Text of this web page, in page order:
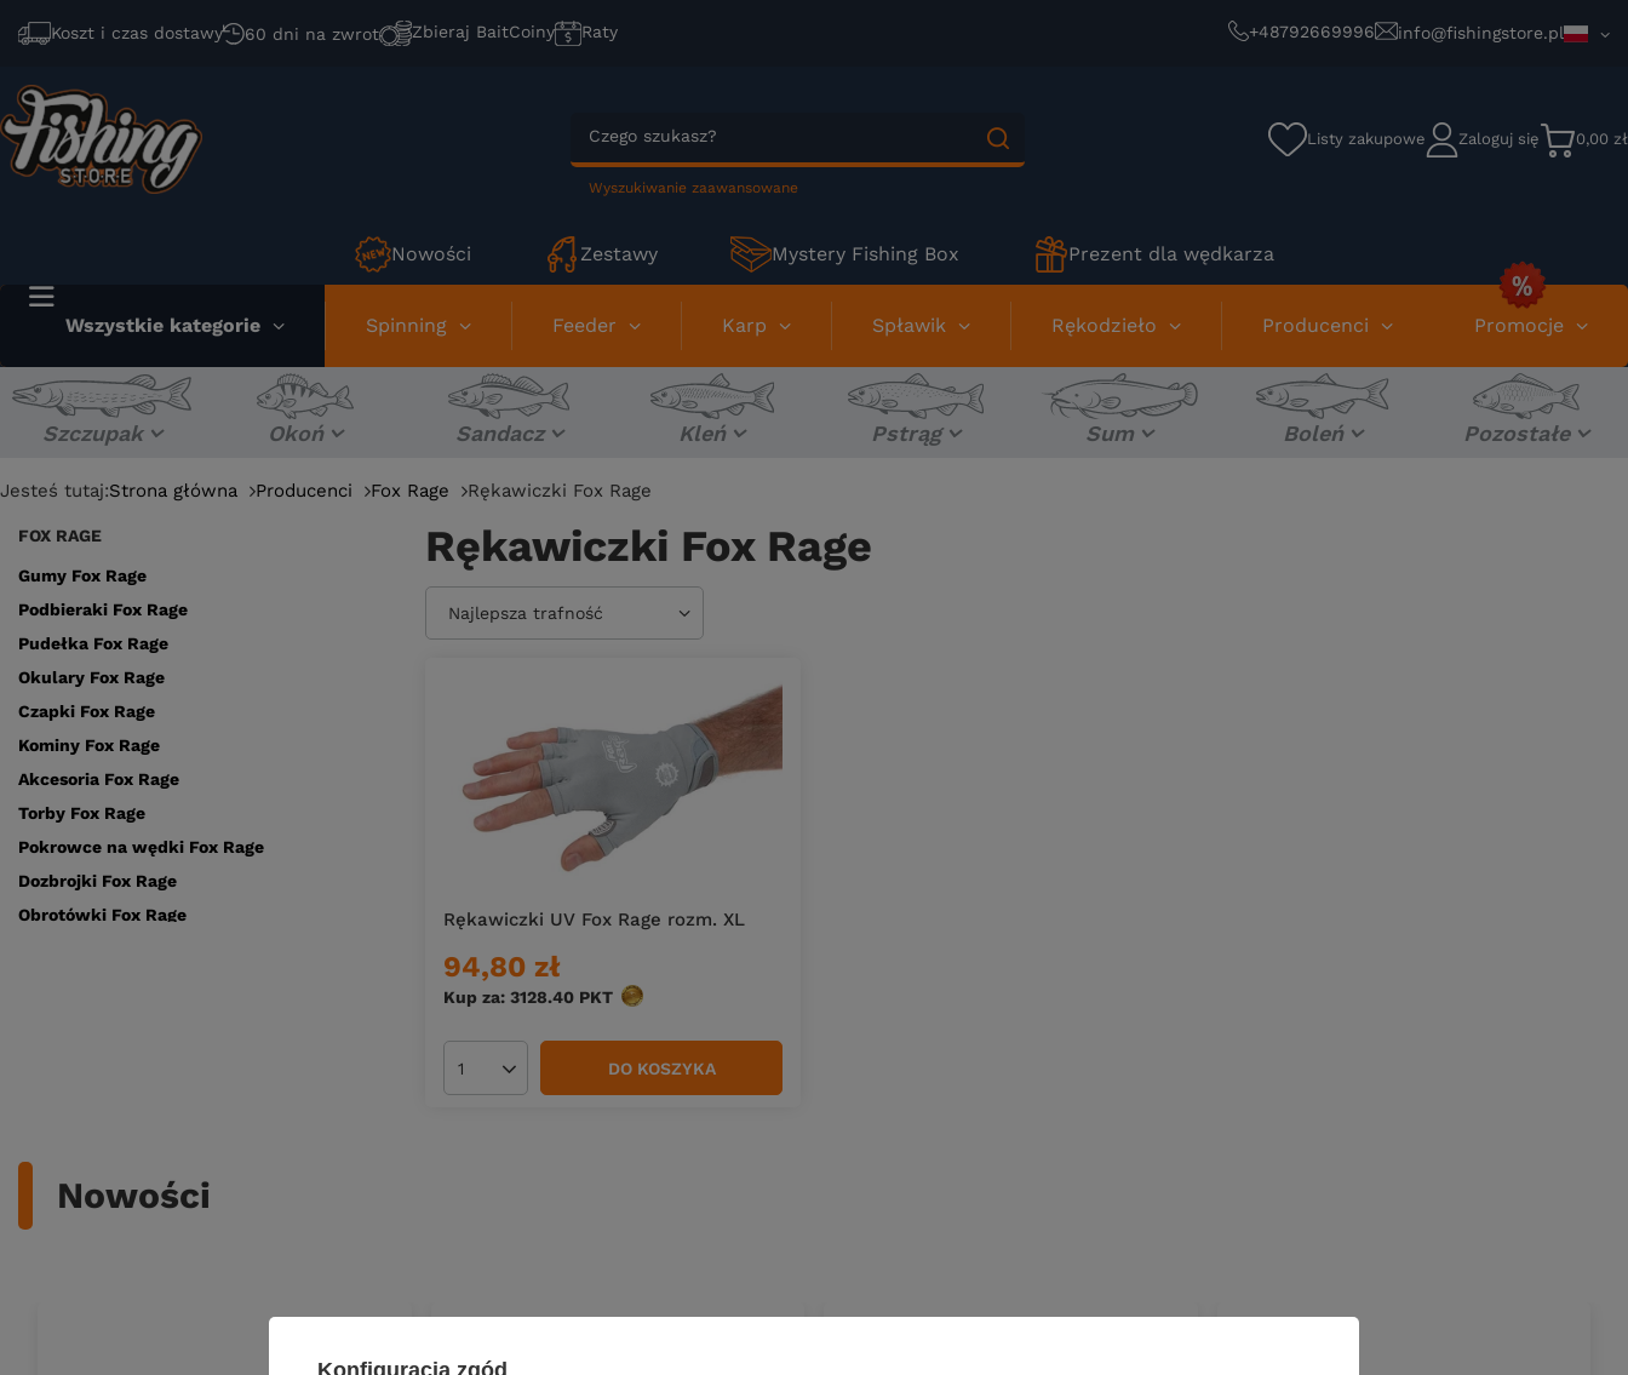
Koszt i czas dostawy 60 dni na zwrot Zbieraj BaitCoiny Raty +48792669996 info@fishingstore.pl
Wyszukiwanie zaawansowane
Listy zakupowe Zaloguj się 0,00 zł
Nowości Zestawy Mystery Fishing Box Prezent dla wędkarza
Wszystkie kategorie Spinning Feeder Karp Spławik Rękodzieło Producenci Promocje
Szczupak Okoń Sandacz Kleń Pstrąg Sum Boleń Pozostałe
Jesteś tutaj:Strona główna Producenci Fox Rage Rękawiczki Fox Rage
FOX RAGE
Gumy Fox Rage
Podbieraki Fox Rage
Pudełka Fox Rage
Okulary Fox Rage
Czapki Fox Rage
Kominy Fox Rage
Akcesoria Fox Rage
Torby Fox Rage
Pokrowce na wędki Fox Rage
Dozbrojki Fox Rage
Obrotówki Fox Rage
Rękawiczki Fox Rage
Zmień sortowanie
Najlepsza trafność
Rękawiczki UV Fox Rage rozm. XL
94,80 zł
Kup za: 3128.40 PKT punktów
Ilość produktów DO KOSZYKA
Nowości
Konfiguracja zgód